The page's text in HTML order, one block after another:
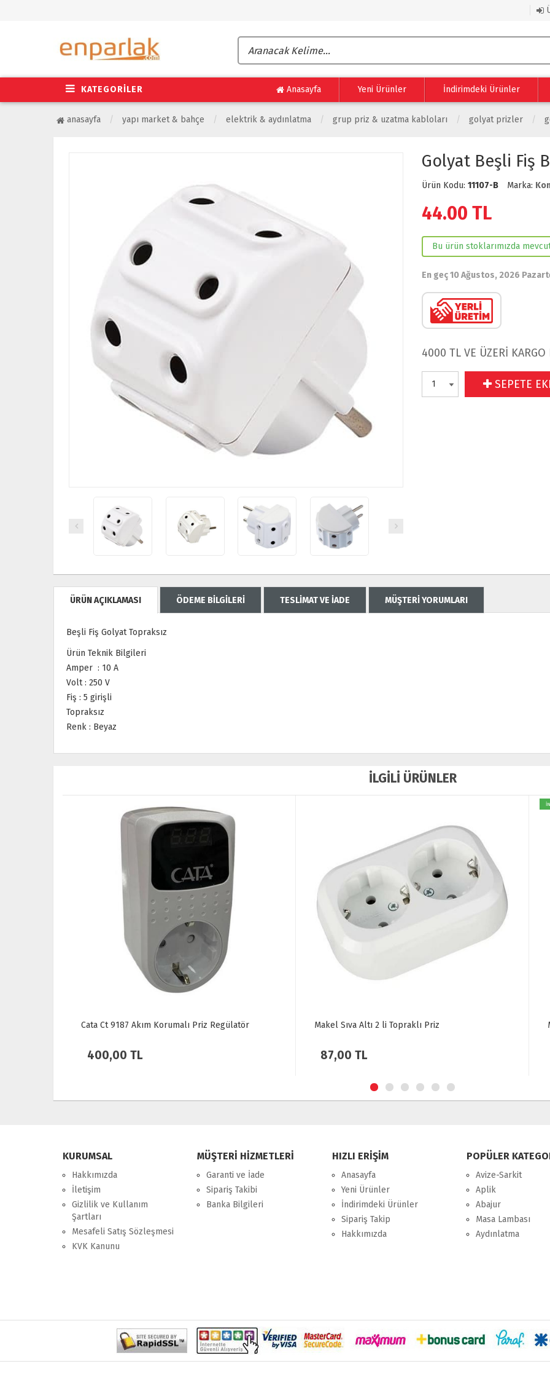
KATEGORİLER Anasayfa Yeni Ürünler İndirimdeki Ürünler
anasayfa yapı market & bahçe elektrik & aydınlatma grup priz & uzatma kabloları golyat prizler
Golyat Beşli Fiş
Ürün Kodu: 11107-B Marka:
44.00 TL
Bu ürün stoklarımızda
En geç 10 Ağustos, 2026
4000 TL VE ÜZERİ KARGO
SEPETE
ÜRÜN AÇIKLAMASI ÖDEME BİLGİLERİ TESLİMAT VE İADE MÜŞTERİ YORUMLARI
Beşli Fiş Golyat Topraksız
Ürün Teknik Bilgileri
Amper : 10 A
Volt : 250 V
Fiş : 5 girişli
Topraksız
Renk : Beyaz
İLGİLİ ÜRÜNLER
Makel Sıva Altı 2 li Topraklı Priz
87,00 TL
Makel Topraklı Uzatma Kablosu 3 Metre
280,00 TL
KURUMSAL
Hakkımızda
İletişim
Gizlilik ve Kullanım
Şartları
Mesafeli Satış Sözleşmesi
KVK Kanunu
MÜŞTERİ HİZMETLERİ
Garanti ve İade
Sipariş Takibi
Banka Bilgileri
HIZLI ERİŞİM
Anasayfa
Yeni Ürünler
İndirimdeki Ürünler
Sipariş Takip
Hakkımızda
POPÜLER
Avize-Sarkit
Aplik
Abajur
Masa Lambası
Aydınlatma